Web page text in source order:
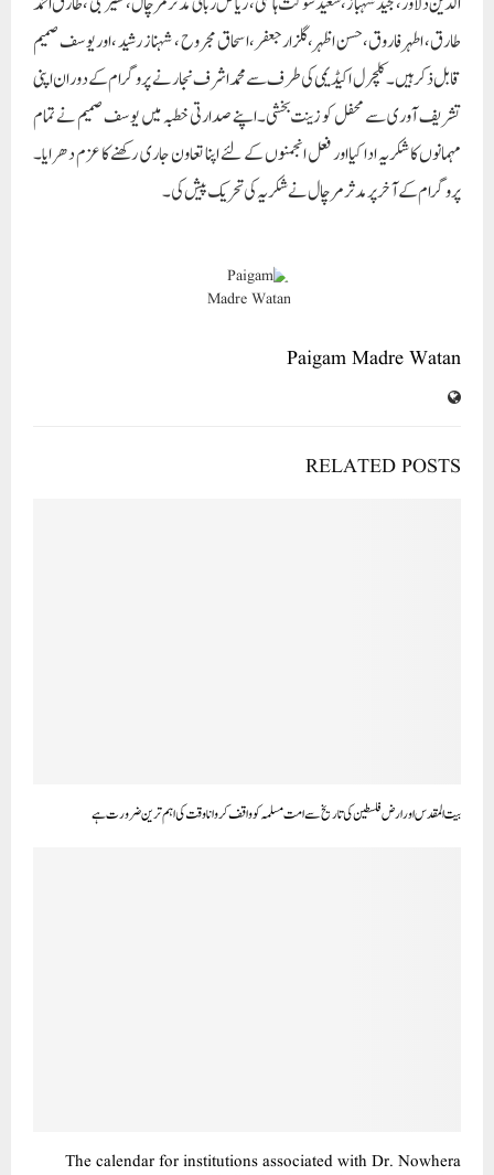
طارق، اطہر فاروق،حسن اظہر،گلزار جعفر،اسحاق مجروح ، شہناز رشید ،اور یوسف صمیم
قابل ذکر ہیں ۔کلچرل اکیڈیمی کی طرف سے محمد اشرف نجار نے پروگرام کے دوران اپنی
تشریف آوری سے محفل کو زینت بخشی۔اپنے صدارتی خطبہ میں یوسف صمیم نے تمام
مہمانوں کا شکریہ ادا کیااور فعل انجمنوں کے لئے اپنا تعاون جاری رکھنے کا عزم دھرایا۔
پروگرام کے آخر پر مدثر مرچال نے شکریہ کی تحریک پیش کی۔
Paigam Madre Watan
RELATED POSTS
بیت المقدس اور ارض فلسطین کی تاریخ سے امت مسلمہ کو واقف کروانا وقت کی اہم ترین ضرورت ہے
The calendar for institutions associated with Dr. Nowhera